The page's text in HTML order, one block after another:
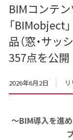
BIMコンテ
「BIMobject
品（窓・サッ
357点を公開
2026年6月2日
～BIM導入を進